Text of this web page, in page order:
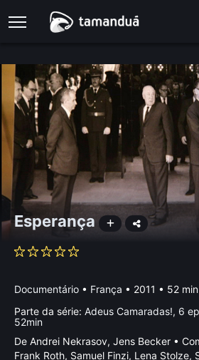
Esperança
Documentário • França • 2011 • 52 min
Parte da série: Adeus Camaradas!, 6
52min
De Andrei Nekrasov, Jens Becker •
Frank Roth, Samuel Finzi, Lena Stolze,